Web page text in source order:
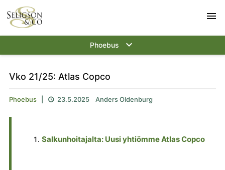
menu
Phoebus keyboard_arrow_down
Vko 21/25: Atlas Copco
Phoebus 23.5.2025 Anders Oldenburg
Salkunhoitajalta: Uusi yhtiömme Atlas Copco